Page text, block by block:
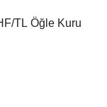
TL Öğle Kuru